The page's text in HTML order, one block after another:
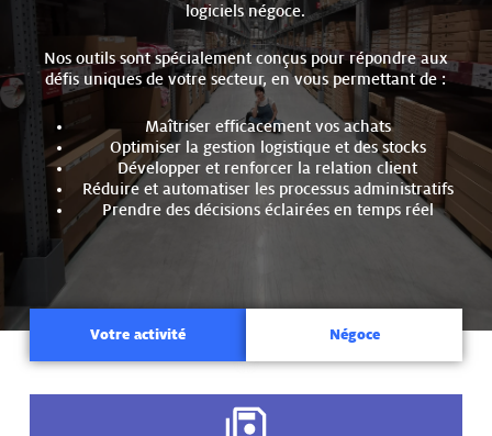
logiciels négoce.
Nos outils sont spécialement conçus pour répondre aux
défis uniques de votre secteur, en vous permettant de :
Maîtriser efficacement vos achats
Optimiser la gestion logistique et des stocks
Développer et renforcer la relation client
Réduire et automatiser les processus administratifs
Prendre des décisions éclairées en temps réel
Votre activité Négoce